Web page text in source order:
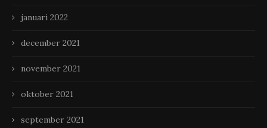
januari 2022
december 2021
november 2021
oktober 2021
september 2021